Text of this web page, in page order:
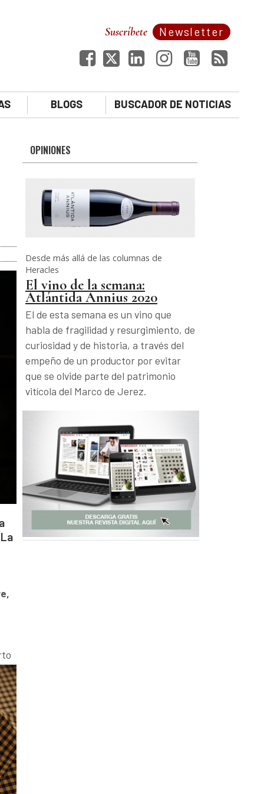
Newsletter
Suscríbete
BLOGS BUSCADOR DE NOTICIAS
OPINIONES
Desde más allá de las columnas de
Heracles
El vino de la semana:
Atlántida Annius 2020
El de esta semana es un vino que
habla de fragilidad y resurgimiento, de
curiosidad y de historia, a través del
empeño de un productor por evitar
que se olvide parte del patrimonio
vitícola del Marco de Jerez.